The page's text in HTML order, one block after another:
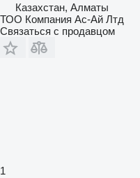
Казахстан, Алматы
ТОО Компания Ас-Ай Лтд
Связаться с продавцом
1